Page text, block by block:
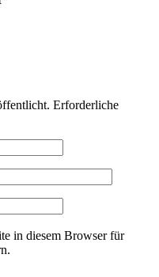
Erforderliche
in diesem Browser für